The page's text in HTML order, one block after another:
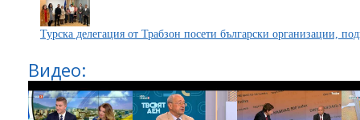
Турска делегация от Трабзон посети български организации,
Видео: